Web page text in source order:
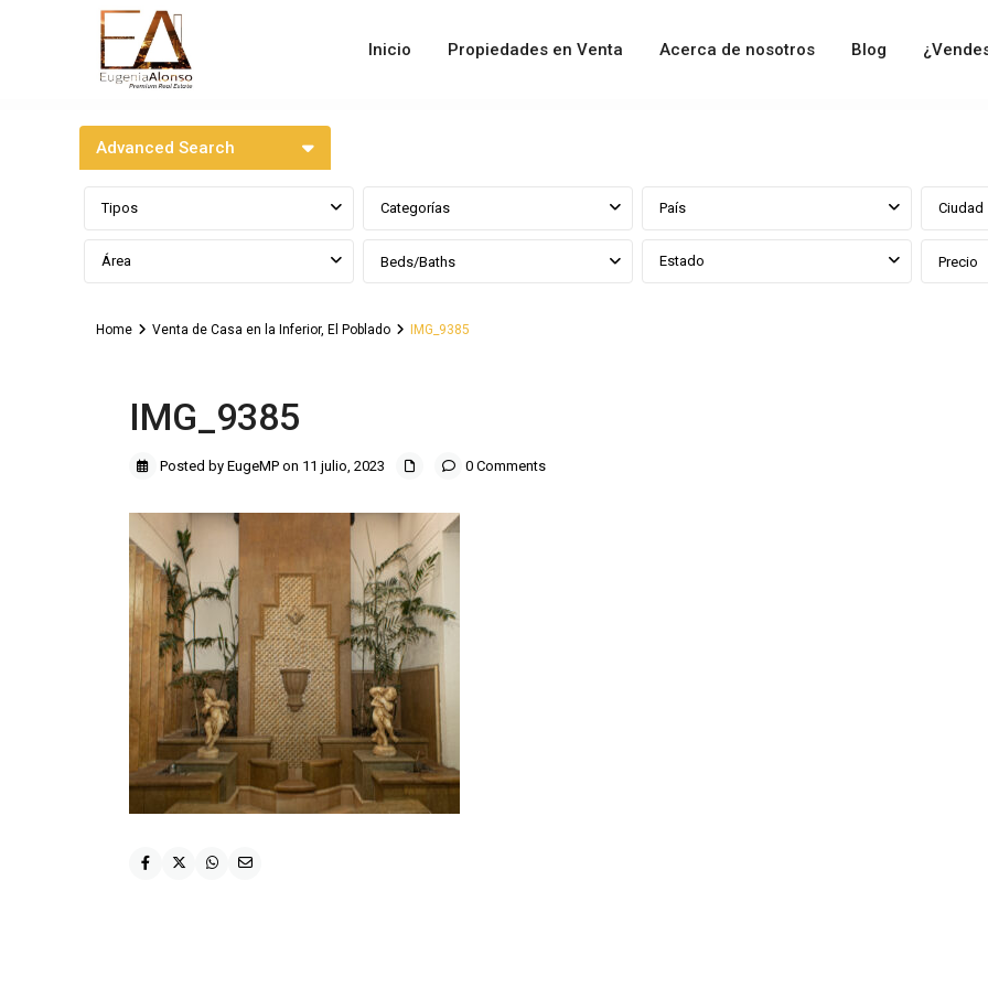
Inicio Propiedades en Venta Acerca de nosotros Blog
Advanced Search
Tipos Categorías País Ciudad
Área Beds/Baths Estado Precio
Home Venta de Casa en la Inferior, El Poblado IMG_9385
IMG_9385
Posted by EugeMP on 11 julio, 2023 0 Comments